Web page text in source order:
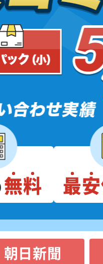
無料 最
朝日新聞